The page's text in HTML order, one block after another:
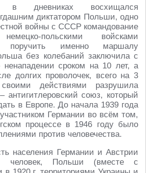
в дневниках восхищался
диктатором Польши, одно
войны с СССР командование
польскими войсками
поручить именно маршалу
без колебаний заключила с
ненападении сроком на 10 лет, а
долгих проволочек, всего на 3
действиями разрушила
антигитлеровский союз, который
в Европе. До начала 1939 года
Германии во всём том,
процессе в 1946 году было
против человечества.
населения Германии и Австрии
Польши (вместе с